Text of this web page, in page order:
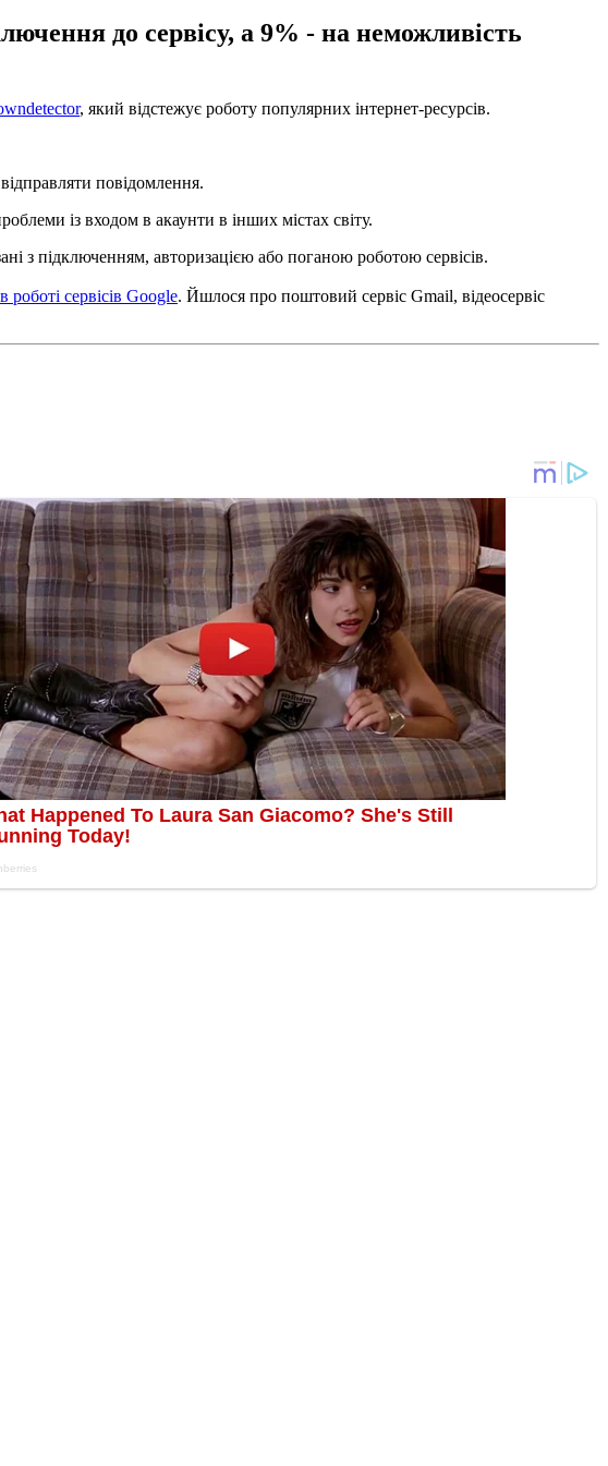
до сервісу, а 9% - на неможливість
, який відстежує роботу популярних інтернет-ресурсів.
повідомлення.
із входом в акаунти в інших містах світу.
з підключенням, авторизацією або поганою роботою сервісів.
роботі сервісів Google. Йшлося про поштовий сервіс Gmail, відеосервіс